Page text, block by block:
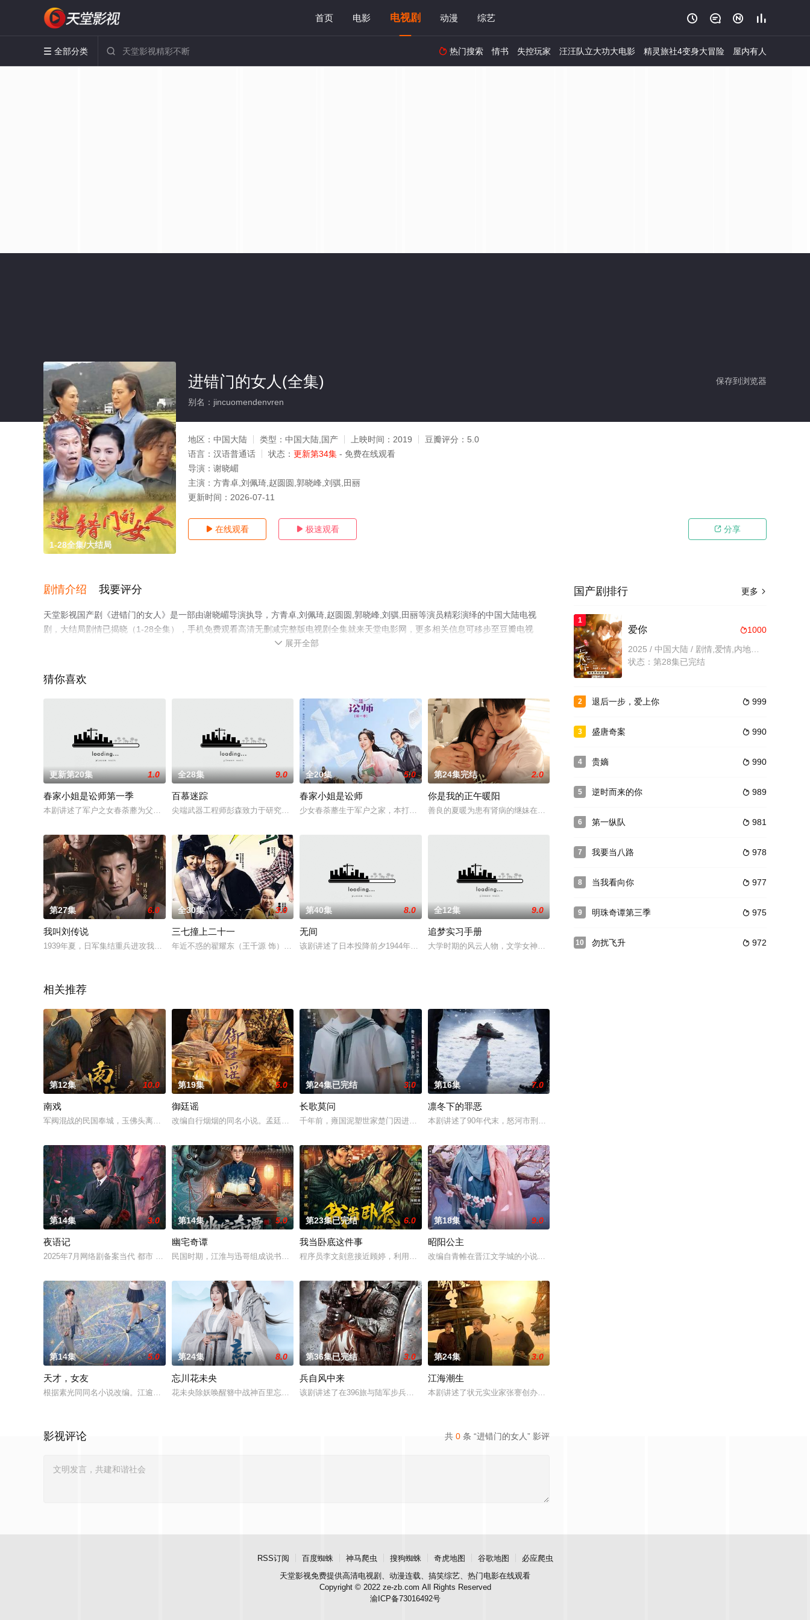
首页 电影 电视剧 动漫 综艺    
 全部分类   热门搜索 情书 失控玩家 汪汪队立大功大电影 精灵旅社4变身大冒险 屋内有人
1-28全集/大结局
保存到浏览器
进错门的女人(全集)
别名：jincuomendenvren
地区： 中国大陆 类型： 中国大陆,国产 上映时间： 2019 豆瓣评分： 5.0
语言： 汉语普通话 状态： 更新第34集 - 免费在线观看
导演： 谢晓嵋
主演： 方青卓,刘佩琦,赵圆圆,郭晓峰,刘骐,田丽
更新时间： 2026-07-11
 在线观看  极速观看  分享
剧情介绍 我要评分
天堂影视国产剧《进错门的女人》是一部由谢晓嵋导演执导，方青卓,刘佩琦,赵圆圆,郭晓峰,刘骐,田丽等演员精彩演绎的中国大陆电视
剧，大结局剧情已揭晓（1-28全集），手机免费观看高清无删减完整版电视剧全集就来天堂电影网，更多相关信息可移步至豆瓣电视
 展开全部
猜你喜欢
更新第20集 1.0
春家小姐是讼师第一季
本剧讲述了军户之女春荼蘼为父伸冤走上讼师之路，探案诉讼中她结识了背负身世之谜的顶级杀手夜叉，得到了折冲府都尉韩无畏和大理寺丞康正源的赏识，并且确定了自己
全28集 9.0
百慕迷踪
尖端武器工程师彭森致力于研究高科技非致命性尖端武器，渴望通过高科技让人们的生活环境更加安全。渴望家庭温暖的彭森与女友美女作家林琪相爱多年，然而即将订婚的
全20集 5.0
春家小姐是讼师
少女春荼蘼生于军户之家，本打算安安分分做她的小户千金，哪想到父亲被冤入狱。因为家中没有男丁，平时熟读律法的春荼蘼不得不亲自上堂为
第24集完结 2.0
你是我的正午暖阳
善良的夏暖为患有肾病的继妹在南亚匹配到了肾源，到达后发现自己的肾才是继妹要的那一颗，开膛破肚之
第27集 6.0
我叫刘传说
1939年夏，日军集结重兵进攻我山西八路军太行山岳太根据地，占领岳太县城。岳太中心县委通讯员刘传说接连拆穿鬼子的阴谋，使得中心县委摆脱日寇的追击，成功脱
全30集 3.0
三七撞上二十一
年近不惑的翟耀东（王千源 饰）是一名公司小职员，历经N次相亲，如今还是孤家寡人。母亲（李明启 饰）借房屋拆迁补偿再次催儿子，耀东只好在报上刊登了征婚启事
第40集 8.0
无间
该剧讲述了日本投降前夕1944年间，共产党人为探求家国信仰，与敌对力量展开的一场充满胆识与智慧的生死博弈的故事。
全12集 9.0
追梦实习手册
大学时期的风云人物，文学女神沈安和拳击男神许北机缘巧合下在工作中相遇，两个原本该在梦想赛道上发
相关推荐
第12集 10.0
南戏
军阀混战的民国奉城，玉佛头离奇失窃，戏班主横尸戏台，将冷血少帅许又安与昆曲名伶荣筱楠推向不死不休的对立绝境。而他们不知，对方正是自己苦寻多年的患难“兄弟
第19集 5.0
御廷谣
改编自行烟烟的同名小说。孟廷辉，大平王朝有史以来个以女子进士科三元及第入翰林院的奇女子。十年前的她被他从死人堆里救出来，蓬头垢面口齿不清。十年后的她才学
第24集已完结 3.0
长歌莫问
千年前，雍国泥塑世家楚门因进贡的“十二生肖”离奇流血炸裂，惨遭满门流放，楚父以死鸣冤。楚家大小姐楚梓鸢带着滔天恨意，在屠刀落地的瞬间
第16集 7.0
凛冬下的罪恶
本剧讲述了90年代末，怒河市刑侦支队在无普及监控、无DNA鉴定技术的支持下，通过摸排、勘查等传统刑
第14集 3.0
夜语记
2025年7月网络剧备案当代 都市 海南越酷文化传媒有限公司
第14集 5.0
幽宅奇谭
民国时期，江淮与迅哥组成说书班子，偶遇“白天人住屋，晚上鬼占房”的阴阳宅，江淮被掳走配“阴婚”。他与女探长穆英搭档，侦破阎王娶亲、五鬼运财、木偶杀人、花
第23集已完结 6.0
我当卧底这件事
程序员李文刻意接近顾婷，利用顾炎女儿奴的属性，请求老炮儿顾炎带自己用程序员身份卧底电诈集团以求查出未婚妻离奇死亡的真相。两人联手
第18集 9.0
昭阳公主
改编自青帷在晋江文学城的小说《平阳公主》。
第14集 5.0
天才，女友
根据素光同同名小说改编。江逾白长大以后，林知夏忽然对他说：“江逾白，我喜欢你，哲学和生物学意义上的喜欢。”那个夜晚，他脸颊微热，还听见自己加速的心跳声…
第24集 8.0
忘川花未央
花未央除妖唤醒簪中战神百里忘川元神，二人共感相连，一同寻仙草修复肉身。未央动心，却不知自身是身负玄鸟之力的夜族公主，前世相恋遭他任务背叛。魔蛟凤无尘从中
第36集已完结 3.0
兵自风中来
该剧讲述了在396旅与陆军步兵学院联合举办的小型军事演习中，郭子剑因不满演习流于形式，假传指令要求真打实抗，虽引发哗然，却获赏识调任
第24集 3.0
江海潮生
本剧讲述了状元实业家张謇创办大生企业，实业报国的故事。甲午战争后，国家蒙羞，张謇虽高中状元，却
共 0 条 “进错门的女人” 影评
影视评论
更多 
国产剧排行
1
1000
爱你
状态：第28集已完结
2  999
退后一步，爱上你
3  990
盛唐奇案
4  990
贵嫡
5  989
逆时而来的你
6  981
第一纵队
7  978
我要当八路
8  977
当我看向你
9  975
明珠奇谭第三季
10  972
勿扰飞升
RSS订阅 百度蜘蛛 神马爬虫 搜狗蜘蛛 奇虎地图 谷歌地图
必应爬虫
天堂影视免费提供高清电视剧、动漫连载、搞笑综艺、热门电影在线观看
Copyright © 2022 ze-zb.com All Rights Reserved
渝ICP备73016492号